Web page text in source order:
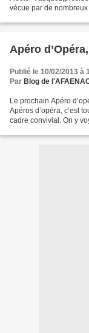
vécue par de
Apéro
Publié le 10/02/2013 à
Par Blog de
Le prochain Apéro
Apéros d’opéra, c’est
cadre convivial. On y